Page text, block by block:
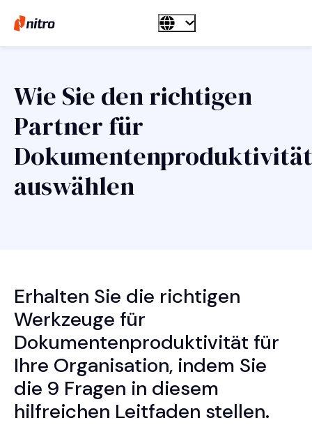
Wie Sie den richtigen
Partner für
Dokumentenproduktivität
auswählen
Erhalten Sie die richtigen
Werkzeuge für
Dokumentenproduktivität für
Ihre Organisation, indem Sie
die 9 Fragen in diesem
hilfreichen Leitfaden stellen.